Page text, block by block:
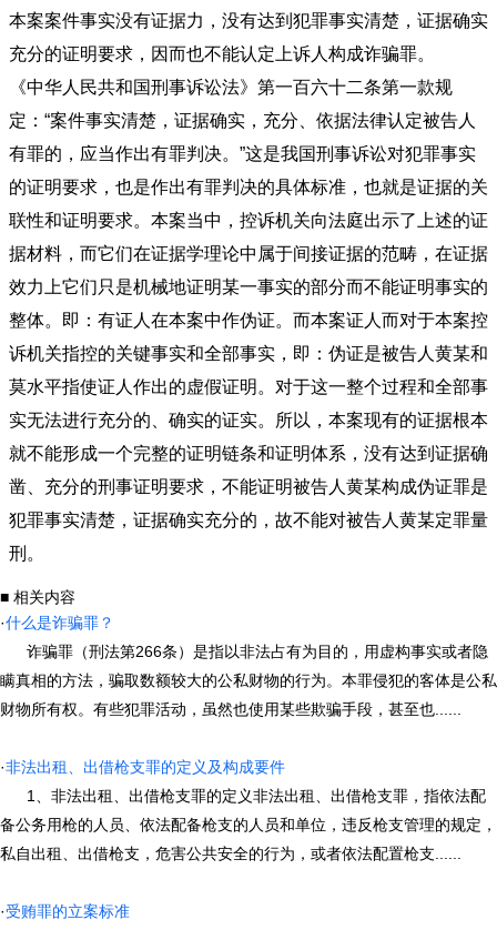
本案案件事实没有证据力，没有达到犯罪事实清楚，证据确实
充分的证明要求，因而也不能认定上诉人构成诈骗罪。
《中华人民共和国刑事诉讼法》第一百六十二条第一款规
定：“案件事实清楚，证据确实，充分、依据法律认定被告人
有罪的，应当作出有罪判决。”这是我国刑事诉讼对犯罪事实
的证明要求，也是作出有罪判决的具体标准，也就是证据的关
联性和证明要求。本案当中，控诉机关向法庭出示了上述的证
据材料，而它们在证据学理论中属于间接证据的范畴，在证据
效力上它们只是机械地证明某一事实的部分而不能证明事实的
整体。即：有证人在本案中作伪证。而本案证人而对于本案控
诉机关指控的关键事实和全部事实，即：伪证是被告人黄某和
莫水平指使证人作出的虚假证明。对于这一整个过程和全部事
实无法进行充分的、确实的证实。所以，本案现有的证据根本
就不能形成一个完整的证明链条和证明体系，没有达到证据确
凿、充分的刑事证明要求，不能证明被告人黄某构成伪证罪是
犯罪事实清楚，证据确实充分的，故不能对被告人黄某定罪量
刑。
■ 相关内容
·什么是诈骗罪？
诈骗罪（刑法第266条）是指以非法占有为目的，用虚构事实或者隐
瞒真相的方法，骗取数额较大的公私财物的行为。本罪侵犯的客体是公私
财物所有权。有些犯罪活动，虽然也使用某些欺骗手段，甚至也......
·非法出租、出借枪支罪的定义及构成要件
1、非法出租、出借枪支罪的定义非法出租、出借枪支罪，指依法配
备公务用枪的人员、依法配备枪支的人员和单位，违反枪支管理的规定，
私自出租、出借枪支，危害公共安全的行为，或者依法配置枪支......
·受贿罪的立案标准